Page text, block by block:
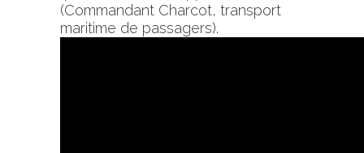
(Commandant Charcot, transport
maritime de passagers).